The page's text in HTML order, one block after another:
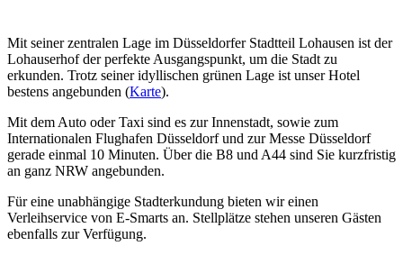
Mit seiner zentralen Lage im Düsseldorfer Stadtteil Lohausen ist der
Lohauserhof der perfekte Ausgangspunkt, um die Stadt zu
erkunden. Trotz seiner idyllischen grünen Lage ist unser Hotel
bestens angebunden (Karte).
Mit dem Auto oder Taxi sind es zur Innenstadt, sowie zum
Internationalen Flughafen Düsseldorf und zur Messe Düsseldorf
gerade einmal 10 Minuten. Über die B8 und A44 sind Sie kurzfristig
an ganz NRW angebunden.
Für eine unabhängige Stadterkundung bieten wir einen
Verleihservice von E-Smarts an. Stellplätze stehen unseren Gästen
ebenfalls zur Verfügung.